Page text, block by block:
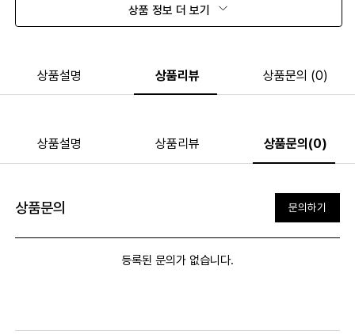
상품 정보 더 보기
상품설명 상품리뷰 상품문의 (0)
상품설명 상품리뷰 상품문의(0)
상품문의 문의하기
등록된 문의가 없습니다.